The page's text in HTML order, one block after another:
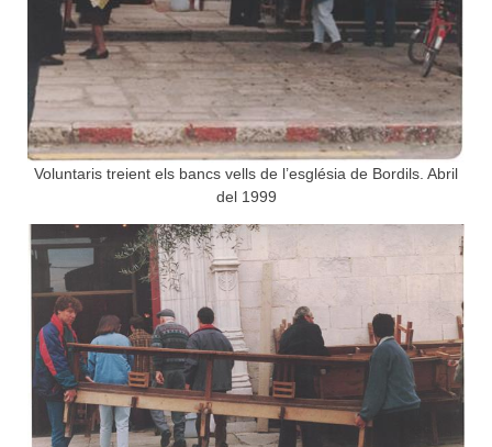
Voluntaris treient els bancs vells de l’església de Bordils. Abril
del 1999